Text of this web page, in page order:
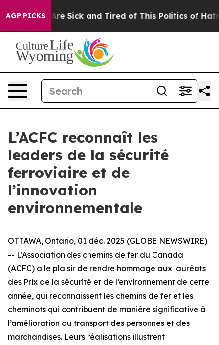
AGP PICKSAre Sick and Tired of This Politics of Hatred”
L’ACFC reconnaît les
leaders de la sécurité
ferroviaire et de
l’innovation
environnementale
OTTAWA, Ontario, 01 déc. 2025 (GLOBE NEWSWIRE)
-- L’Association des chemins de fer du Canada
(ACFC) a le plaisir de rendre hommage aux lauréats
des Prix de la sécurité et de l’environnement de cette
année, qui reconnaissent les chemins de fer et les
cheminots qui contribuent de manière significative à
l’amélioration du transport des personnes et des
marchandises. Leurs réalisations illustrent